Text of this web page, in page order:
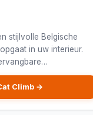
stijlvolle Belgische
in uw interieur.
minimalistisch ontwerp,
smaak.
Climb →